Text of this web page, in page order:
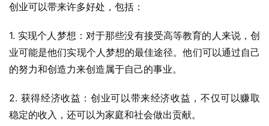
创业可以带来许多好处，包括：
1. 实现个人梦想：对于那些没有接受高等教育的人来说，创
业可能是他们实现个人梦想的最佳途径。他们可以通过自己
的努力和创造力来创造属于自己的事业。
2. 获得经济收益：创业可以带来经济收益，不仅可以赚取
稳定的收入，还可以为家庭和社会做出贡献。